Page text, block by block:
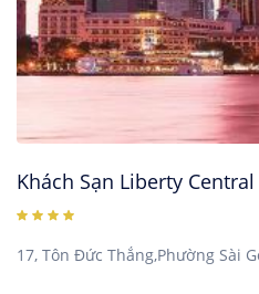
Khách Sạn Liberty
17, Tôn Đức Thắng,Phường Sài